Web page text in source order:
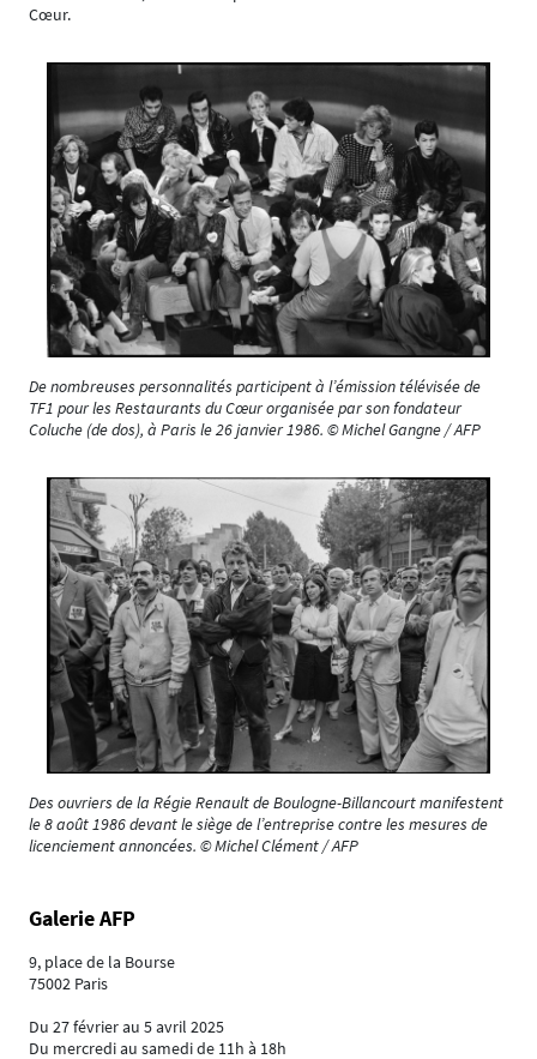
Cœur.
De nombreuses personnalités participent à l’émission télévisée de
TF1 pour les Restaurants du Cœur organisée par son fondateur
Coluche (de dos), à Paris le 26 janvier 1986. © Michel Gangne / AFP
Des ouvriers de la Régie Renault de Boulogne-Billancourt manifestent
le 8 août 1986 devant le siège de l’entreprise contre les mesures de
licenciement annoncées. © Michel Clément / AFP
Galerie AFP
9, place de la Bourse
75002 Paris
Du 27 février au 5 avril 2025
Du mercredi au samedi de 11h à 18h